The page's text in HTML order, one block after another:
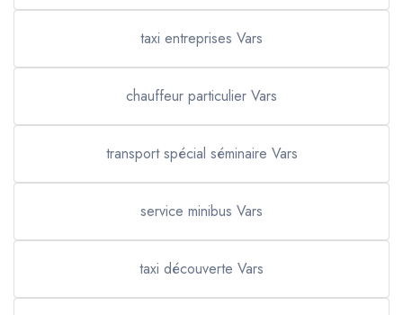
taxi entreprises Vars
chauffeur particulier Vars
transport spécial séminaire Vars
service minibus Vars
taxi découverte Vars